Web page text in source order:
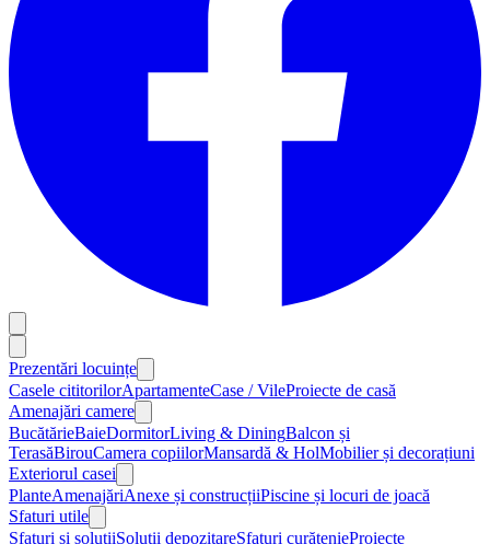
Prezentări locuințe
Casele cititorilorApartamenteCase / VileProiecte de casă
Amenajări camere
BucătărieBaieDormitorLiving & DiningBalcon și
TerasăBirouCamera copiilorMansardă & HolMobilier și decorațiuni
Exteriorul casei
PlanteAmenajăriAnexe și construcțiiPiscine și locuri de joacă
Sfaturi utile
Sfaturi și soluțiiSoluții depozitareSfaturi curățenieProiecte